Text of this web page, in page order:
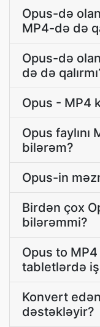
Opus-də
MP4-də də
Opus-də
də də
Opus - MP4
Opus
bilərəm?
Opus-in
Birdən çox
bilərəmmi?
Opus to
tabletlərdə
Konvert
dəstəkləyir?